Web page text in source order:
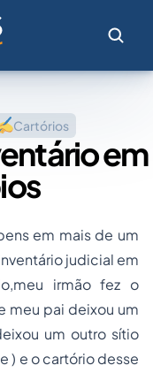
Cartórios
em
em mais de um
judicial em
irmão fez o
meu pai deixou um
um outro sítio
) e o cartório desse